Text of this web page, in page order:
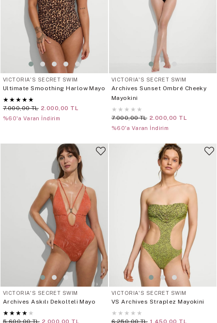
VICTORIA'S SECRET SWIM
Ultimate Smoothing Harlow Mayo
★ ★ ★ ★ ★
7.000,00 TL 2.000,00 TL
%60'a Varan İndirim
VICTORIA'S SECRET SWIM
Archives Sunset Ombré Cheeky
Mayokini
★ ★ ★ ★ ★
7.000,00 TL 2.000,00 TL
%60'a Varan İndirim
VICTORIA'S SECRET SWIM
Archives Askılı Dekolteli Mayo
★ ★ ★ ★ ★
VICTORIA'S SECRET SWIM
VS Archives Straplez Mayokini
★ ★ ★ ★ ★